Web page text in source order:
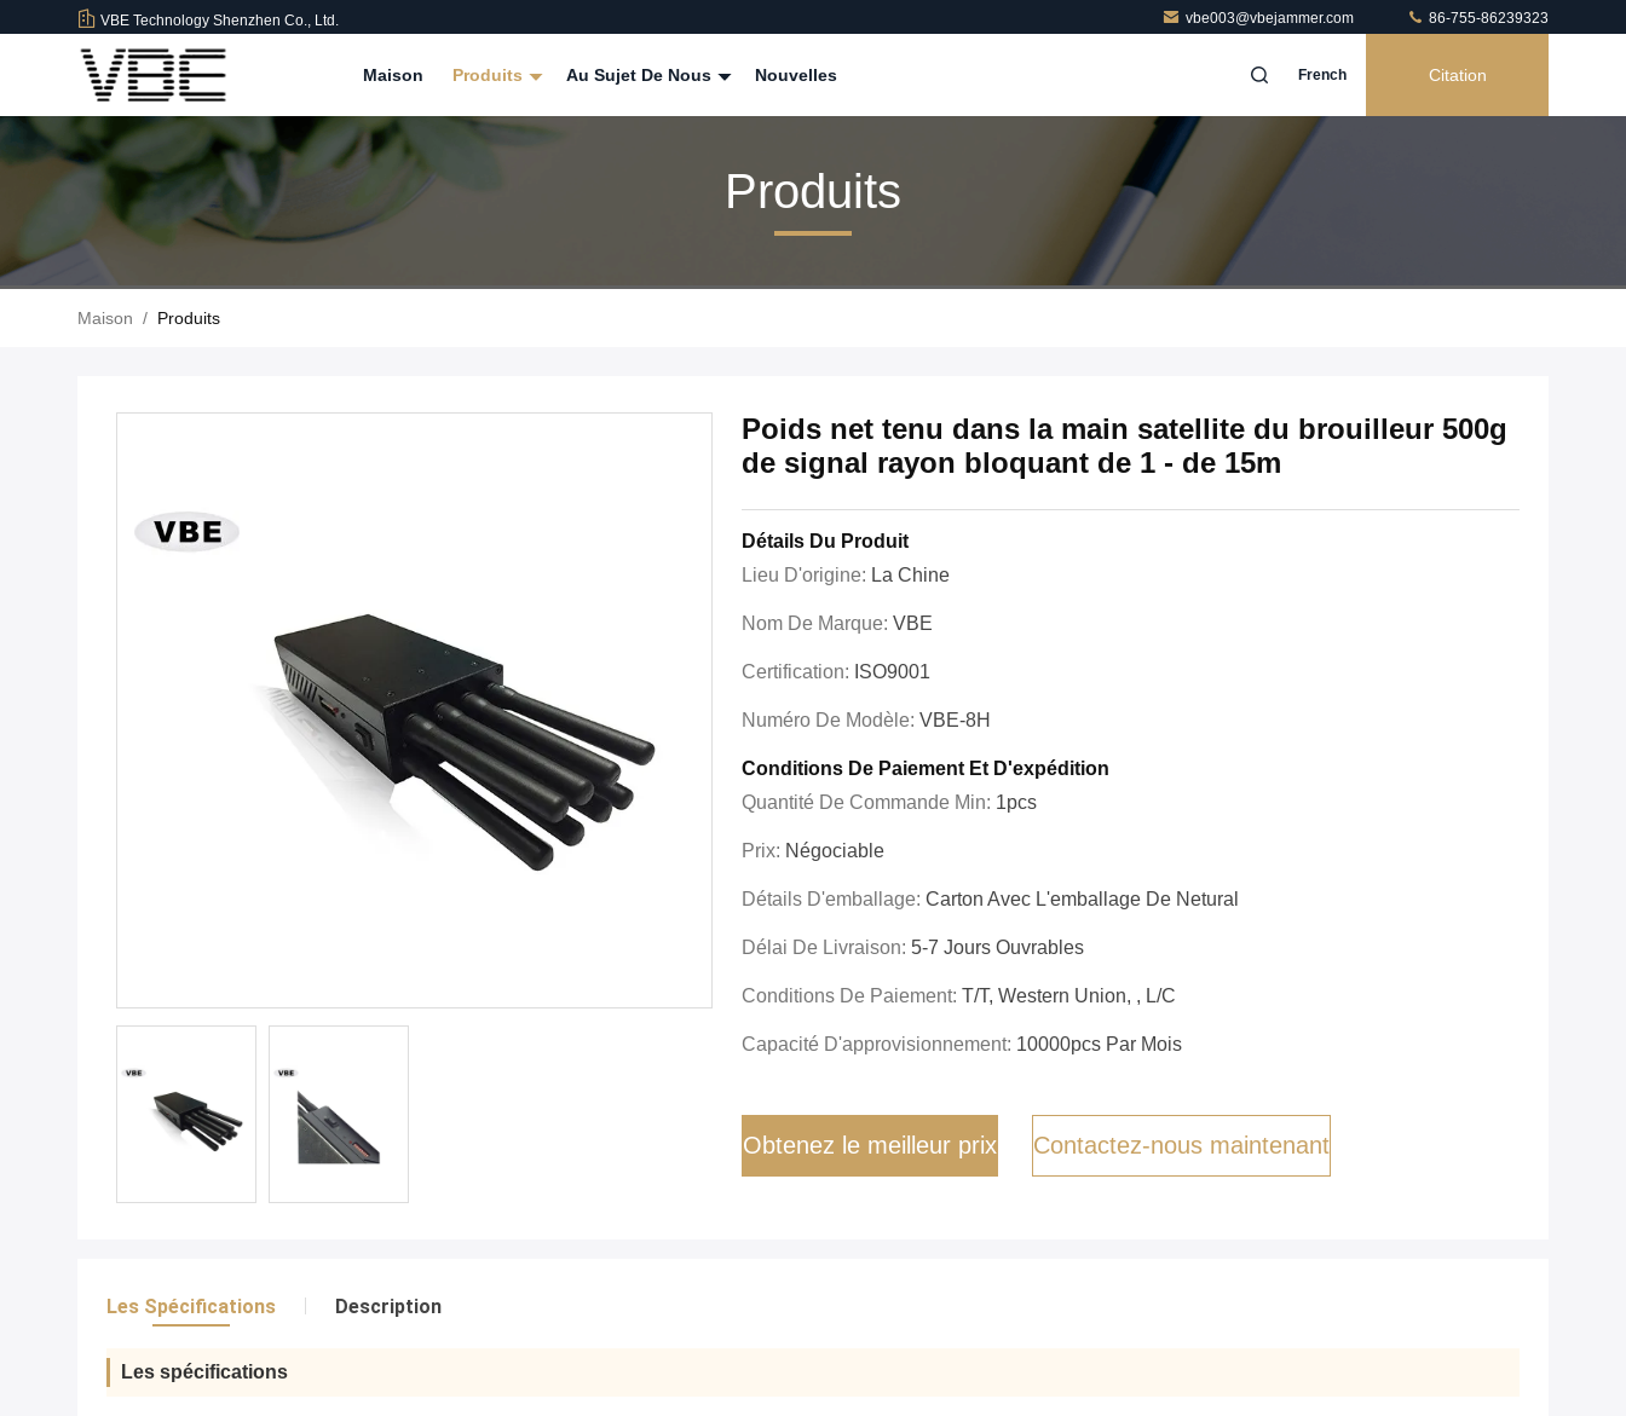
VBE Technology Shenzhen Co., Ltd. vbe003@vbejammer.com 86-755-86239323
Maison Produits Au Sujet De Nous Nouvelles French Citation
Produits
Maison / Produits
Poids net tenu dans la main satellite du brouilleur 500g
de signal rayon bloquant de 1 - de 15m
Détails Du Produit
Lieu D'origine: La Chine
Nom De Marque: VBE
Certification: ISO9001
Numéro De Modèle: VBE-8H
Conditions De Paiement Et D'expédition
Quantité De Commande Min: 1pcs
Prix: Négociable
Détails D'emballage: Carton Avec L'emballage De Netural
Délai De Livraison: 5-7 Jours Ouvrables
Conditions De Paiement: T/T, Western Union, , L/C
Capacité D'approvisionnement: 10000pcs Par Mois
Obtenez le meilleur prix Contactez-nous maintenant
Les Spécifications Description
Les spécifications